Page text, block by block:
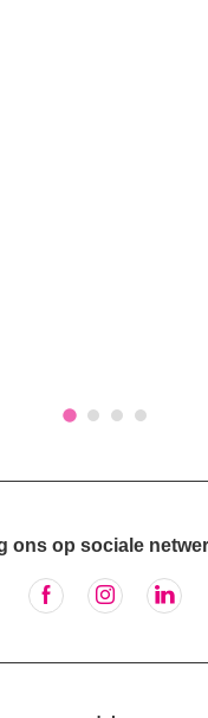
ons op sociale